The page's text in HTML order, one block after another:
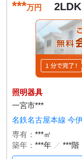
***万円 2LDK
照明器具
一宮市***
名鉄名古屋本線 今
専有：***㎡
築年：***年 ／ ***階